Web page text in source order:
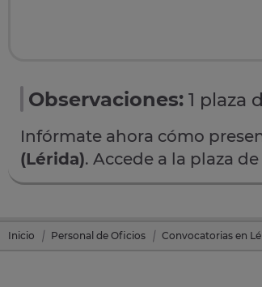
Observaciones: 1 plaza
Infórmate ahora cómo
(Lérida). Accede a la plaza de
Inicio Personal de Oficios Convocatorias en